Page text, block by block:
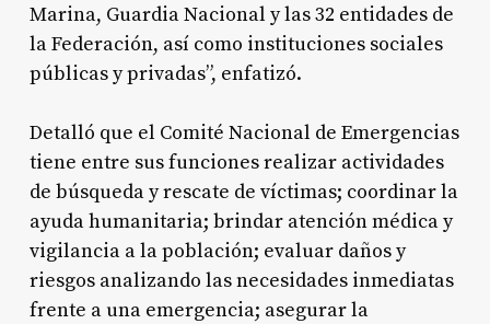
Marina, Guardia Nacional y las 32 entidades de
la Federación, así como instituciones sociales
públicas y privadas”, enfatizó.
Detalló que el Comité Nacional de Emergencias
tiene entre sus funciones realizar actividades
de búsqueda y rescate de víctimas; coordinar la
ayuda humanitaria; brindar atención médica y
vigilancia a la población; evaluar daños y
riesgos analizando las necesidades inmediatas
frente a una emergencia; asegurar la